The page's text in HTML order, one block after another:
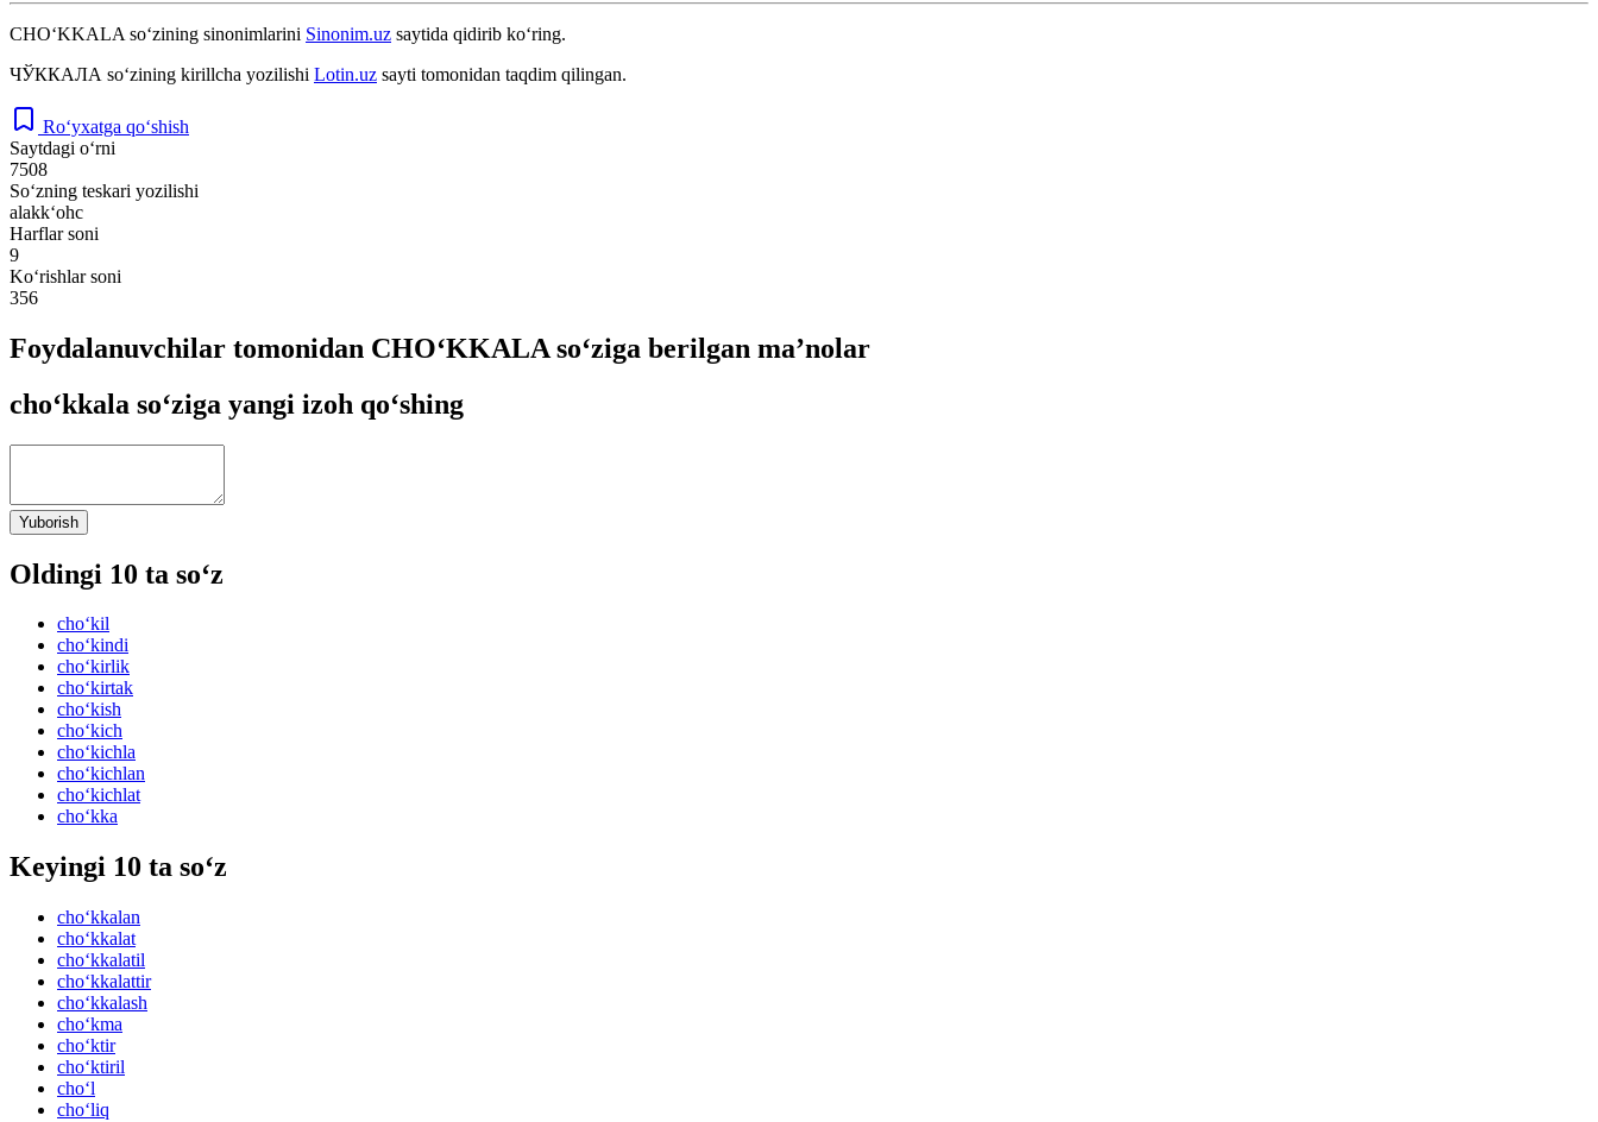
CHO‘KKALA so‘zining sinonimlarini Sinonim.uz saytida qidirib ko‘ring.
ЧЎККАЛА so‘zining kirillcha yozilishi Lotin.uz sayti tomonidan taqdim qilingan.
Ro‘yxatga qo‘shish
Saytdagi o‘rni
7508
So‘zning teskari yozilishi
alakk‘ohc
Harflar soni
9
Ko‘rishlar soni
356
Foydalanuvchilar tomonidan CHO‘KKALA so‘ziga berilgan ma’nolar
cho‘kkala so‘ziga yangi izoh qo‘shing
Yuborish
Oldingi 10 ta so‘z
cho‘kil
cho‘kindi
cho‘kirlik
cho‘kirtak
cho‘kish
cho‘kich
cho‘kichla
cho‘kichlan
cho‘kichlat
cho‘kka
Keyingi 10 ta so‘z
cho‘kkalan
cho‘kkalat
cho‘kkalatil
cho‘kkalattir
cho‘kkalash
cho‘kma
cho‘ktir
cho‘ktiril
cho‘l
cho‘liq